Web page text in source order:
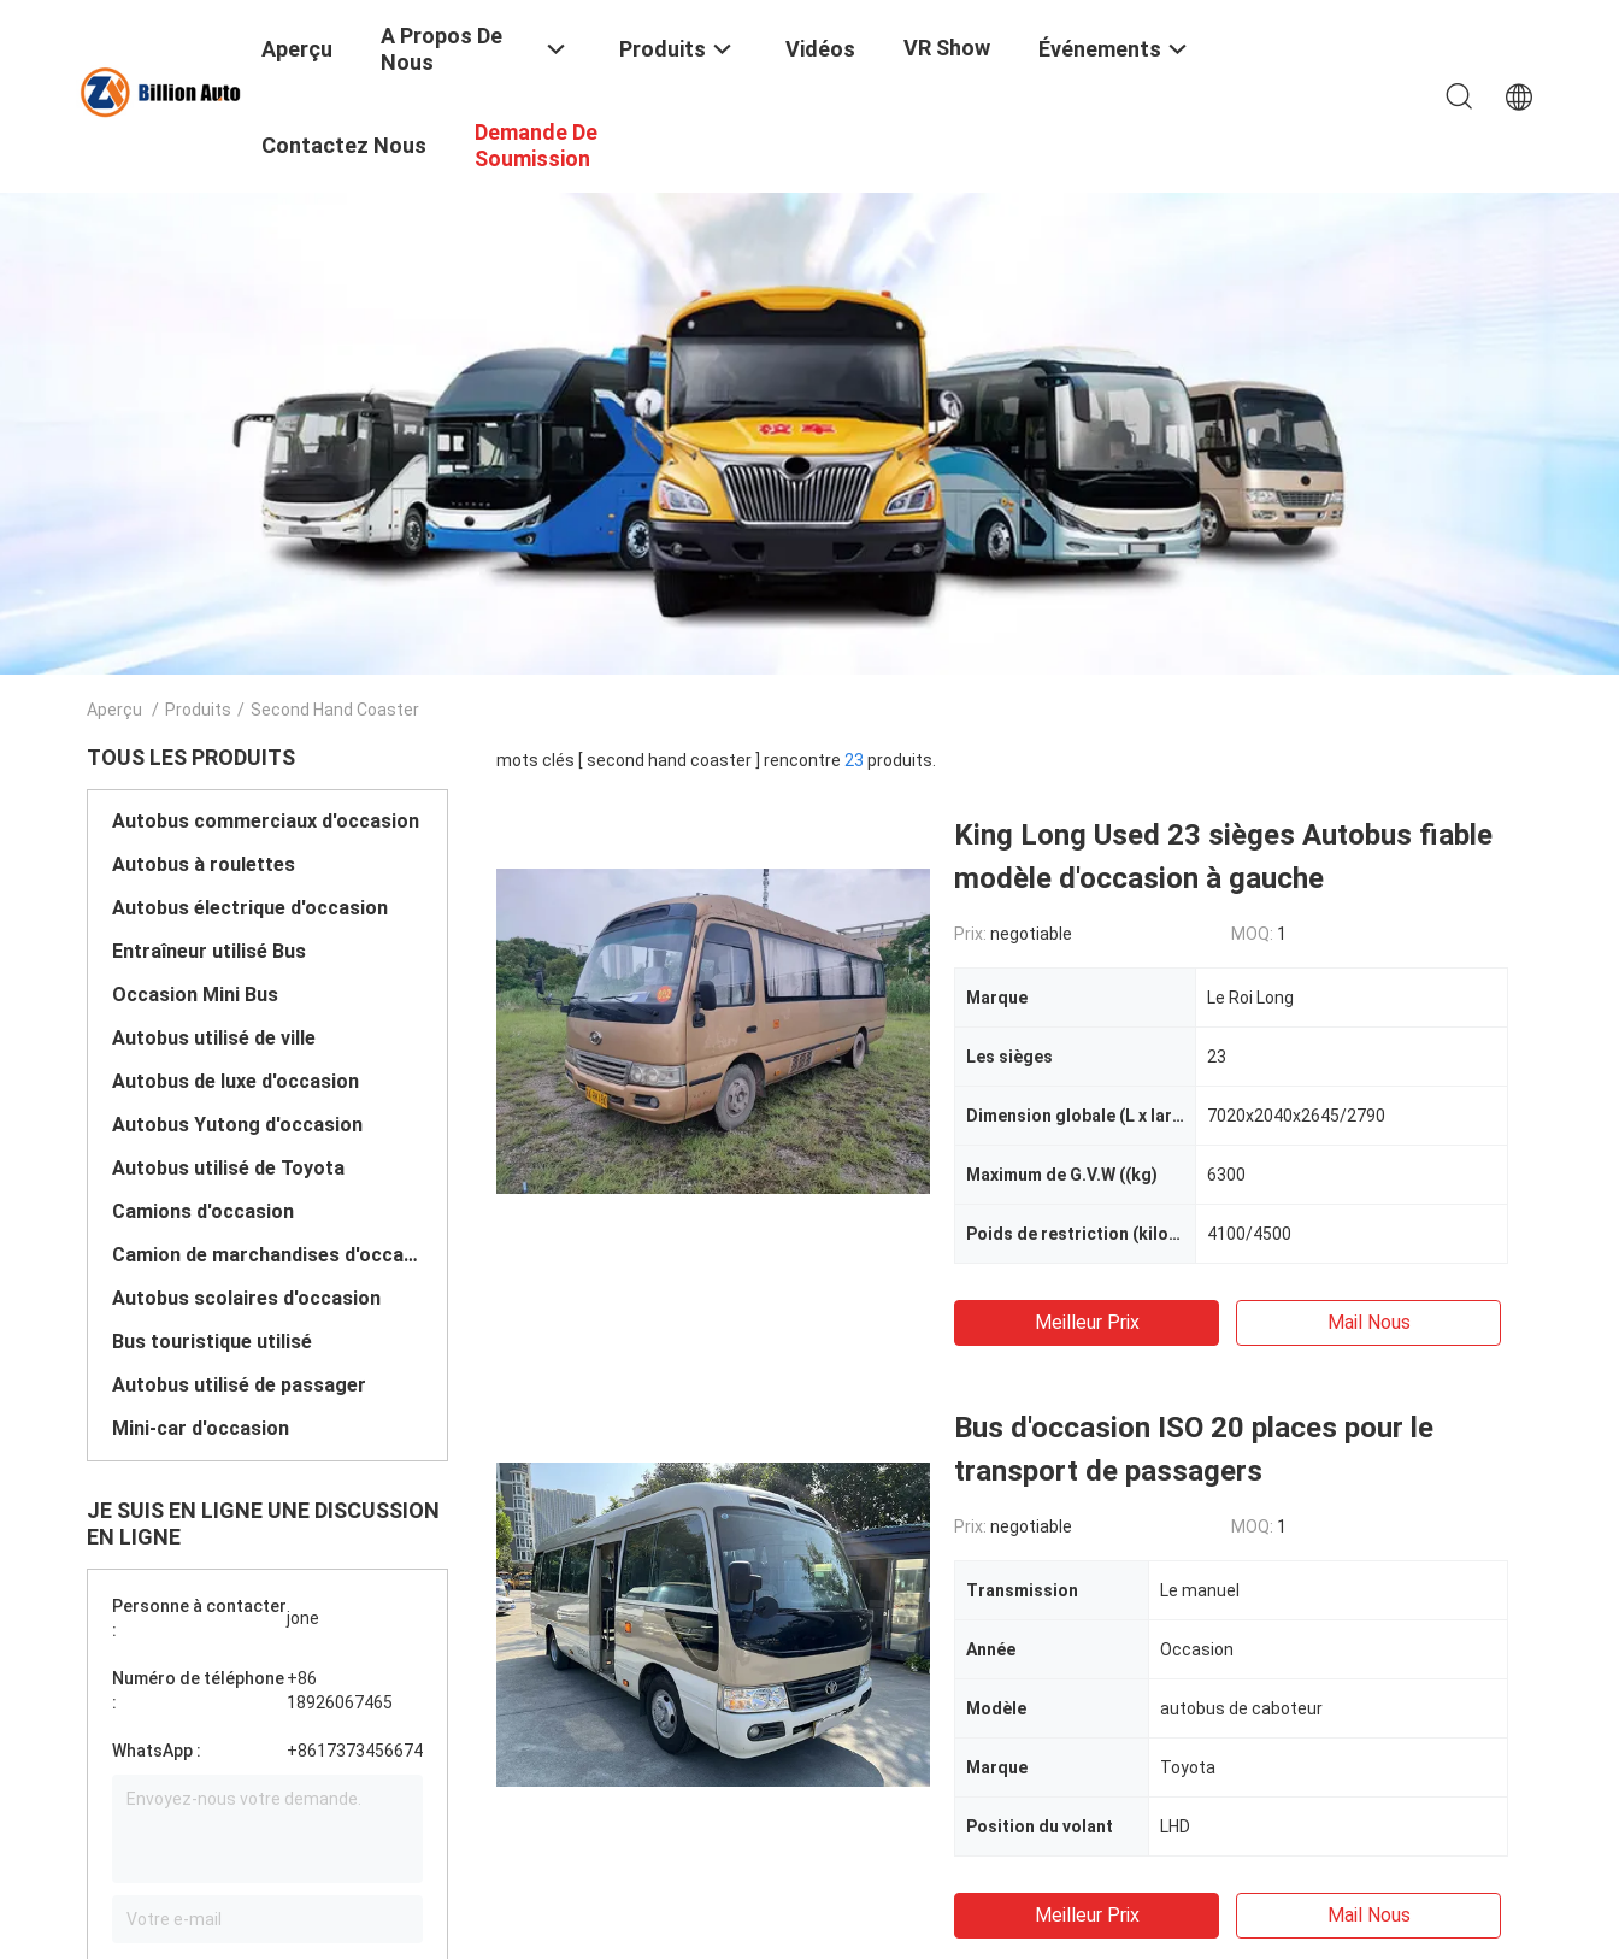
Aperçu
A Propos De
Nous
Produits Vidéos VR Show Événements
Contactez Nous
Demande De
Soumission
Aperçu / Produits / Second Hand Coaster
TOUS LES PRODUITS
Autobus commerciaux d'occasion
Autobus à roulettes
Autobus électrique d'occasion
Entraîneur utilisé Bus
Occasion Mini Bus
Autobus utilisé de ville
Autobus de luxe d'occasion
Autobus Yutong d'occasion
Autobus utilisé de Toyota
Camions d'occasion
Camion de marchandises d'occasion
Autobus scolaires d'occasion
Bus touristique utilisé
Autobus utilisé de passager
Mini-car d'occasion
JE SUIS EN LIGNE UNE DISCUSSION
EN LIGNE
Personne à contacter
:
jone
Numéro de téléphone
:
+86
18926067465
WhatsApp : +8617373456674
mots clés [ second hand coaster ] rencontre 23 produits.
King Long Used 23 sièges Autobus fiable
modèle d'occasion à gauche
Prix: negotiable MOQ: 1
Marque Le Roi Long
Les sièges 23
Dimension globale (L x largeur x hauteur) (mm) 7020x2040x2645/2790
Maximum de G.V.W ((kg) 6300
Poids de restriction (kilogrammes) 4100/4500
Meilleur Prix Mail Nous
Bus d'occasion ISO 20 places pour le
transport de passagers
Prix: negotiable MOQ: 1
Transmission Le manuel
Année Occasion
Modèle autobus de caboteur
Marque Toyota
Position du volant LHD
Meilleur Prix Mail Nous